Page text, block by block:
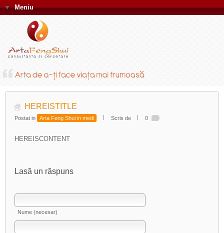
▼Meniu
HEREISTITLE
Postat in Arta Feng Shui in medi Scris de 0
HEREISCONTENT
Lasă un răspuns
Nume (necesar)